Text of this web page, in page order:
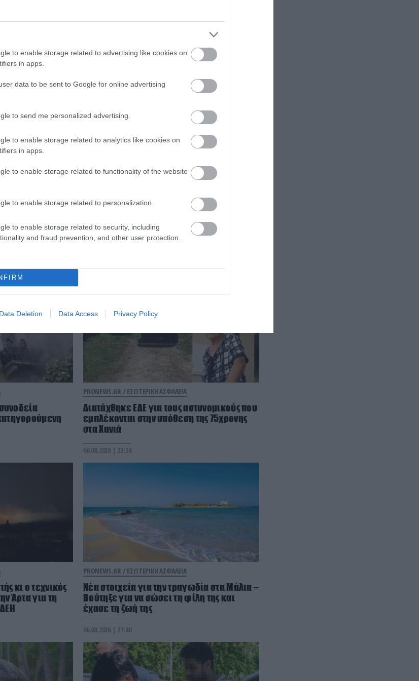
to enable storage related to advertising like cookies on
in apps.
data to be sent to Google for online advertising
to send me personalized advertising.
to enable storage related to analytics like cookies on
in apps.
to enable storage related to functionality of the website
to enable storage related to personalization.
to enable storage related to security, including
and fraud prevention, and other user protection.
Data Deletion Data Access Privacy Policy
PRONEWS.GR / ΕΣΩΤΕΡΙΚΗ ΑΣΦΑΛΕΙΑ
Διατάχθηκε ΕΔΕ για τους αστυνομικούς που
εμπλέκονται στην υπόθεση της 75χρονης
στα Χανιά
06.08.2026 | 23:34
κι ο τεχνικός
Άρτα για τη
PRONEWS.GR / ΕΣΩΤΕΡΙΚΗ ΑΣΦΑΛΕΙΑ
Νέα στοιχεία για την τραγωδία στα Μάλια –
Βούτηξε για να σώσει τη φίλη της και
έχασε τη ζωή της
06.08.2026 | 21:40